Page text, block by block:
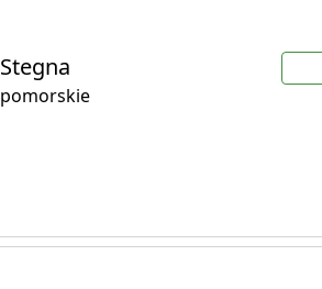
Stegna
pomorskie